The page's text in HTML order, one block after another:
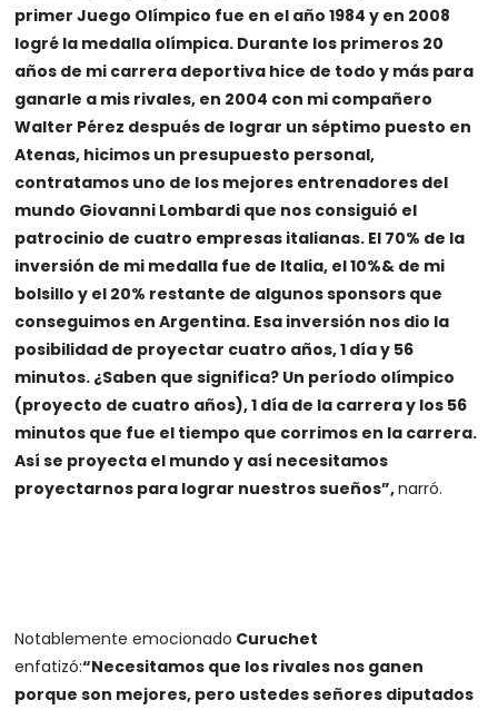
primer Juego Olímpico fue en el año 1984 y en 2008
logré la medalla olímpica. Durante los primeros 20
años de mi carrera deportiva hice de todo y más para
ganarle a mis rivales, en 2004 con mi compañero
Walter Pérez después de lograr un séptimo puesto en
Atenas, hicimos un presupuesto personal,
contratamos uno de los mejores entrenadores del
mundo Giovanni Lombardi que nos consiguió el
patrocinio de cuatro empresas italianas. El 70% de la
inversión de mi medalla fue de Italia, el 10%& de mi
bolsillo y el 20% restante de algunos sponsors que
conseguimos en Argentina. Esa inversión nos dio la
posibilidad de proyectar cuatro años, 1 día y 56
minutos. ¿Saben que significa? Un período olímpico
(proyecto de cuatro años), 1 día de la carrera y los 56
minutos que fue el tiempo que corrimos en la carrera.
Así se proyecta el mundo y así necesitamos
proyectarnos para lograr nuestros sueños”,narró.
Notablemente emocionado Curuchet
enfatizó:“Necesitamos que los rivales nos ganen
porque son mejores, pero ustedes señores diputados